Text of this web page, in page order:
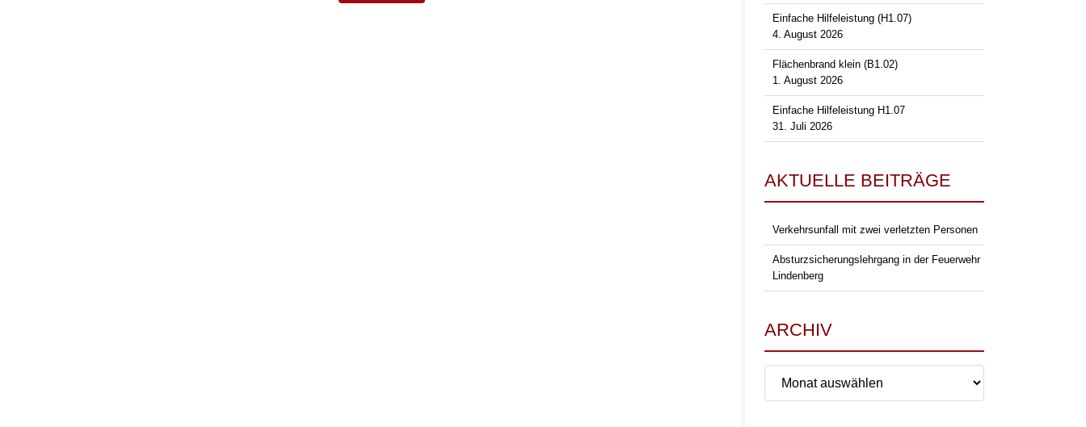
Einfache Hilfeleistung (H1.07)
4. August 2026
Flächenbrand klein (B1.02)
1. August 2026
Einfache Hilfeleistung H1.07
31. Juli 2026
AKTUELLE BEITRÄGE
Verkehrsunfall mit zwei verletzten Personen
Absturzsicherungslehrgang in der Feuerwehr
Lindenberg
ARCHIV